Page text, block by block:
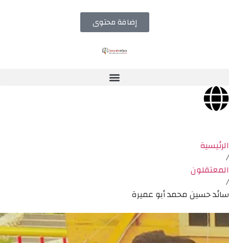
إضافة محتوى
الرئيسية
/
المعتقلون
/
سائد حسين محمد أبو عميرة